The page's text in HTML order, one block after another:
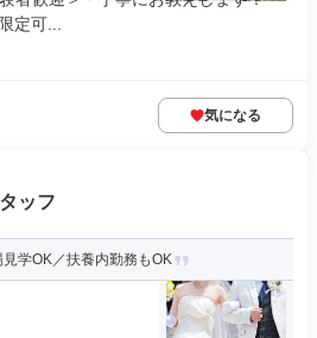
定可...
気になる
ッフ
学OK／扶養内勤務もOK